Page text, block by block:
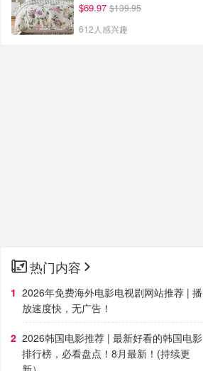
$69.97 $139.95
612人感兴趣
热门内容
2026年免费海外电影电视剧网站推荐 | 播
放速度快，无广告！
2026韩国电影推荐 | 最新好看的韩国电影
排行榜，必看盘点！8月最新！(持续更